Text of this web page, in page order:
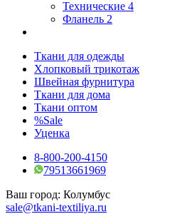
Технические 4
Фланель 2
Ткани для одежды
Хлопковый трикотаж
Швейная фурнитура
Ткани для дома
Ткани оптом
%Sale
Уценка
8-800-200-4150
79513661969
Ваш город: Колумбус
sale@tkani-textiliya.ru